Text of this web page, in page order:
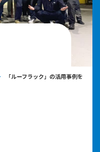
「ルーフラック」の活用事例を